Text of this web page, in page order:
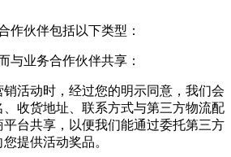
作伙伴包括以下类型：
与业务合作伙伴共享：
活动时，经过您的明示同意，我们会
收货地址、联系方式与第三方物流配
台共享，以便我们能通过委托第三方
提供活动奖品。